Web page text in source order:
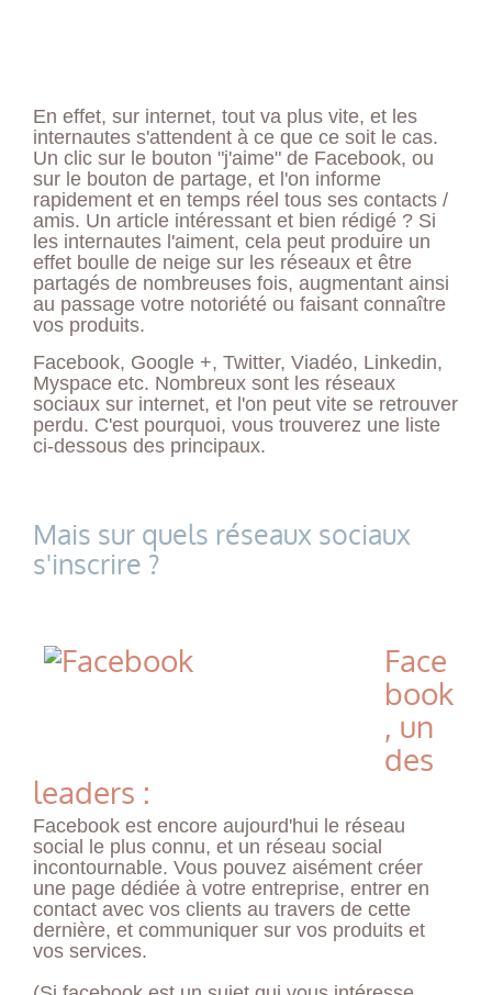
En effet, sur internet, tout va plus vite, et les
internautes s'attendent à ce que ce soit le cas.
Un clic sur le bouton "j'aime" de Facebook, ou
sur le bouton de partage, et l'on informe
rapidement et en temps réel tous ses contacts /
amis. Un article intéressant et bien rédigé ? Si
les internautes l'aiment, cela peut produire un
effet boulle de neige sur les réseaux et être
partagés de nombreuses fois, augmentant ainsi
au passage votre notoriété ou faisant connaître
vos produits.
Facebook, Google +, Twitter, Viadéo, Linkedin,
Myspace etc. Nombreux sont les réseaux
sociaux sur internet, et l'on peut vite se retrouver
perdu. C'est pourquoi, vous trouverez une liste
ci-dessous des principaux.
Mais sur quels réseaux sociaux
s'inscrire ?
Face
book
, un
des
leaders :
Facebook est encore aujourd'hui le réseau
social le plus connu, et un réseau social
incontournable. Vous pouvez aisément créer
une page dédiée à votre entreprise, entrer en
contact avec vos clients au travers de cette
dernière, et communiquer sur vos produits et
vos services.